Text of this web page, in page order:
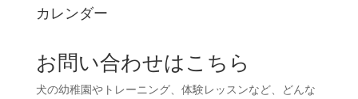
カレンダー
お問い合わせはこちら
犬の幼稚園やトレーニング、体験レッスンなど、どんな